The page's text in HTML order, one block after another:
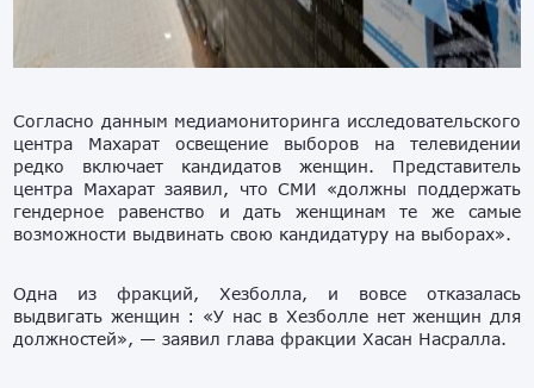
Согласно данным медиамониторинга исследовательского
центра Махарат освещение выборов на телевидении
редко включает кандидатов женщин. Представитель
центра Махарат заявил, что СМИ «должны поддержать
гендерное равенство и дать женщинам те же самые
возможности выдвинать свою кандидатуру на выборах».
Одна из фракций, Хезболла, и вовсе отказалась
выдвигать женщин : «У нас в Хезболле нет женщин для
должностей», — заявил глава фракции Хасан Насралла.